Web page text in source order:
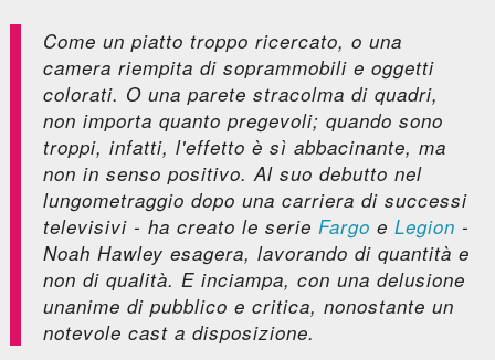
Come un piatto troppo ricercato, o una
camera riempita di soprammobili e oggetti
colorati. O una parete stracolma di quadri,
non importa quanto pregevoli; quando sono
troppi, infatti, l'effetto è sì abbacinante, ma
non in senso positivo. Al suo debutto nel
lungometraggio dopo una carriera di successi
televisivi - ha creato le serie Fargo e Legion -
Noah Hawley esagera, lavorando di quantità e
non di qualità. E inciampa, con una delusione
unanime di pubblico e critica, nonostante un
notevole cast a disposizione.